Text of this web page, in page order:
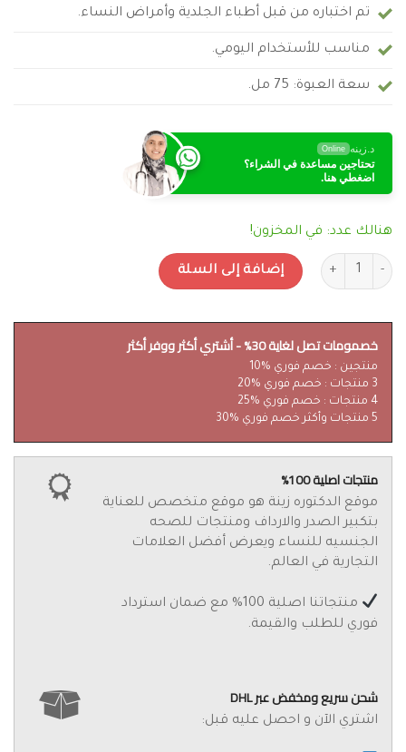
تم اختباره من قبل أطباء الجلدية وأمراض النساء.
مناسب للأستخدام اليومي.
سعة العبوة: 75 مل.
د.زينه Online
تحتاجين مساعدة في الشراء؟
اضغطي هنا.
هنالك عدد: في المخزون!
كمية كريم Intimina Feminine Moisturizer لترطيب المهبل - للنساء
إضافة إلى السلة
خصمومات تصل لغاية 30% - أشتري أكثر ووفر أكثر
منتجين : خصم فوري %10
3 منتجات : خصم فوري %20
4 منتجات : خصم فوري %25
5 منتجات وأكثر خصم فوري %30
منتجات اصلية 100%
موقع الدكتوره زينة هو موقع متخصص للعناية
بتكبير الصدر والارداف ومنتجات للصحه
الجنسيه للنساء ويعرض أفضل العلامات
التجارية في العالم.
منتجاتنا اصلية 100% مع ضمان استرداد
فوري للطلب والقيمة.
شحن سريع ومخفض عبر DHL
اشتري الآن و احصل عليه قبل: